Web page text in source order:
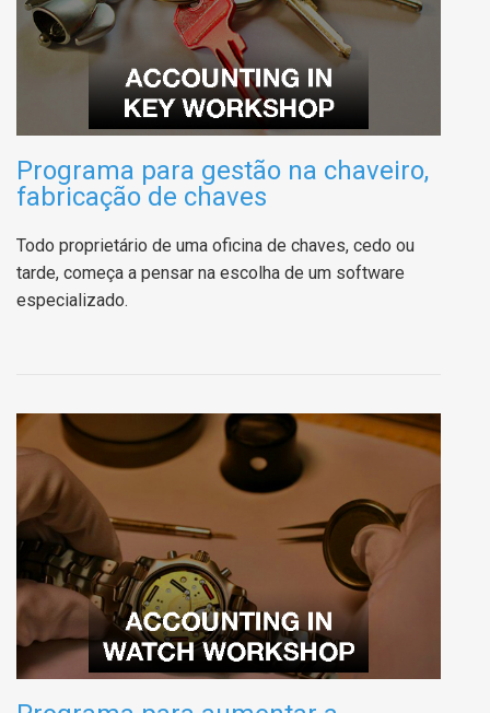
Programa para gestão na chaveiro,
fabricação de chaves
Todo proprietário de uma oficina de chaves, cedo ou
tarde, começa a pensar na escolha de um software
especializado.